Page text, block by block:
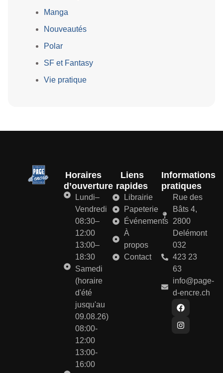
Manga
Nouveautés
Polar
SF et Fantasy
Vie pratique
Horaires
d’ouverture
Lundi–
Vendredi
08:30–
12:00
13:00–
18:30
Samedi
(horaire
d'été
jusqu'au
09.08.26)
08:00-
12:00
13:00-
16:00
Liens
rapides
Librairie
Papeterie
Événements
À
propos
Contact
Informations
pratiques
Rue des
Bâts 4,
2800
Delémont
032
423 23
63
info@page-
d-encre.ch